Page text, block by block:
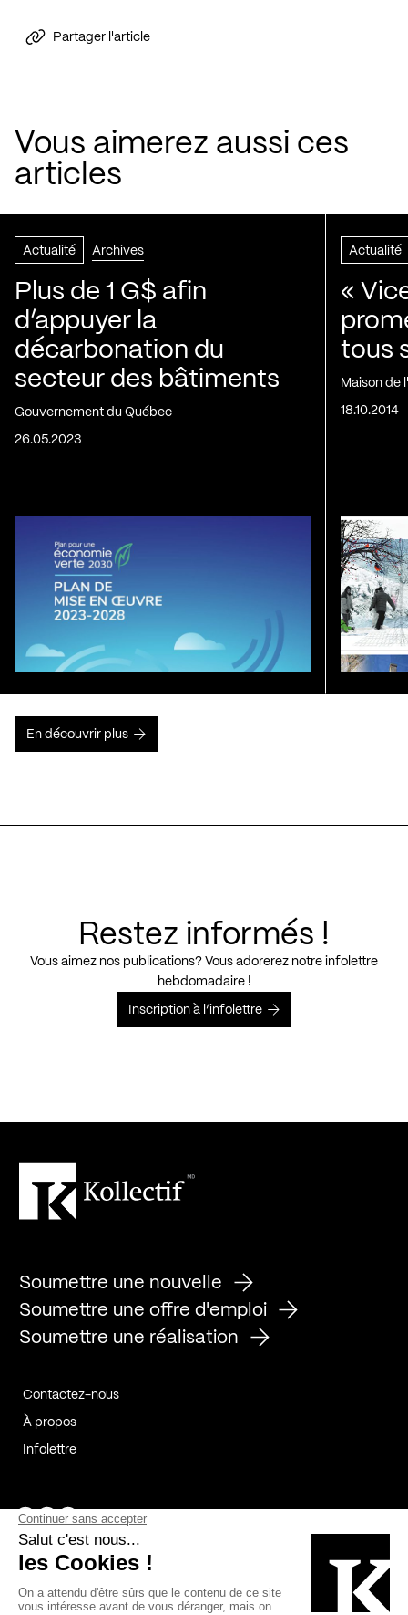
Partager l'article
Vous aimerez aussi ces
articles
Actualité Archives
Plus de 1 G$ afin
d’appuyer la
décarbonation du
secteur des bâtiments
Gouvernement du Québec
26.05.2023
Actualité
«
tous
Maison de
18.10.2014
En découvrir plus
Restez informés !
Vous aimez nos publications? Vous adorerez notre infolettre
hebdomadaire !
Inscription à l’infolettre
Soumettre une nouvelle
Soumettre une offre d'emploi
Soumettre une réalisation
Contactez-nous
À propos
Infolettre
Page Facebook de Kollectif
Page Instagram de Kollectif
Page Linkedin de Kollectif